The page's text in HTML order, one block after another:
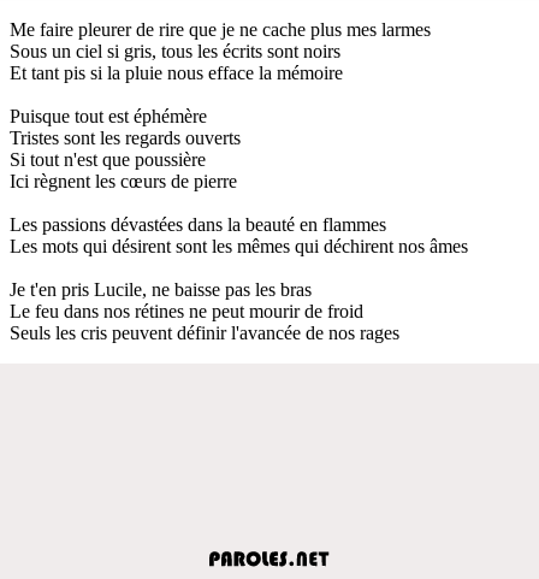
Me faire pleurer de rire que je ne cache plus mes larmes
Sous un ciel si gris, tous les écrits sont noirs
Et tant pis si la pluie nous efface la mémoire
Puisque tout est éphémère
Tristes sont les regards ouverts
Si tout n'est que poussière
Ici règnent les cœurs de pierre
Les passions dévastées dans la beauté en flammes
Les mots qui désirent sont les mêmes qui déchirent nos âmes
Je t'en pris Lucile, ne baisse pas les bras
Le feu dans nos rétines ne peut mourir de froid
Seuls les cris peuvent définir l'avancée de nos rages